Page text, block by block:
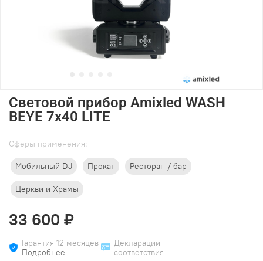
Световой прибор Amixled WASH
BEYE 7x40 LITE
Cферы применения:
Мобильный DJ Прокат Ресторан / бар
Церкви и Храмы
33 600 ₽
Гарантия 12 месяцев
Подробнее
Декларации
соответствия